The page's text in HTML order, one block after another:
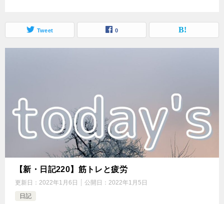
Tweet 0
【新・日記220】筋トレと疲労
更新日： 2022年1月6日 公開日： 2022年1月5日
日記